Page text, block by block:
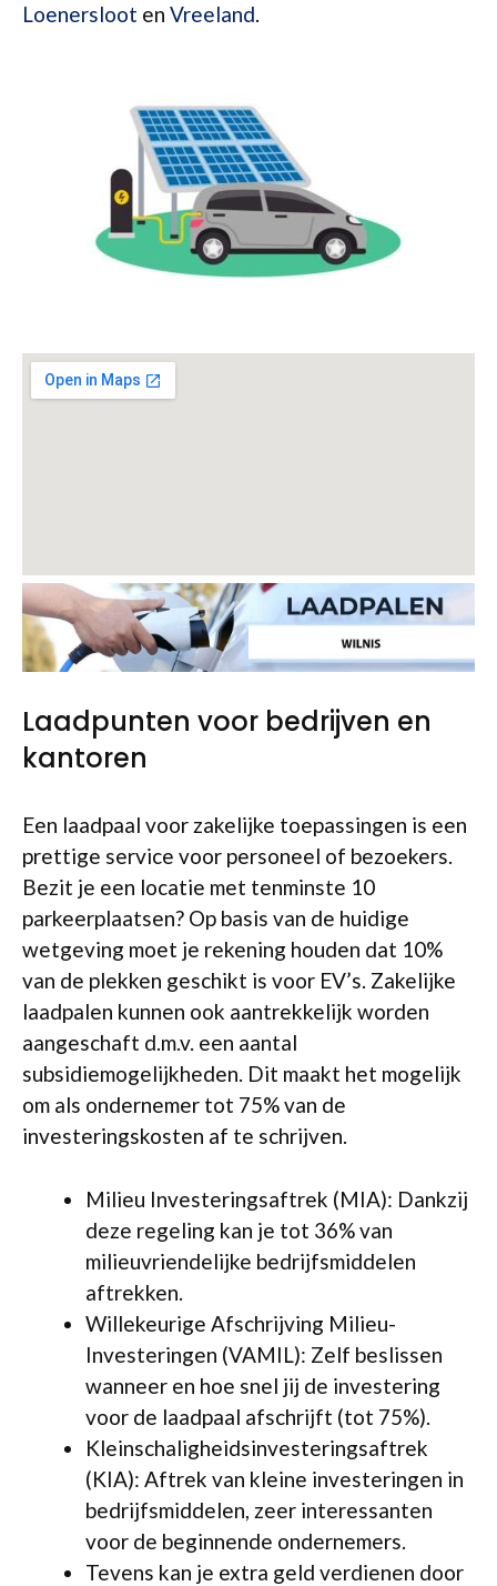
Loenersloot en Vreeland.
Laadpunten voor bedrijven en
kantoren
Een laadpaal voor zakelijke toepassingen is een
prettige service voor personeel of bezoekers.
Bezit je een locatie met tenminste 10
parkeerplaatsen? Op basis van de huidige
wetgeving moet je rekening houden dat 10%
van de plekken geschikt is voor EV’s. Zakelijke
laadpalen kunnen ook aantrekkelijk worden
aangeschaft d.m.v. een aantal
subsidiemogelijkheden. Dit maakt het mogelijk
om als ondernemer tot 75% van de
investeringskosten af te schrijven.
Milieu Investeringsaftrek (MIA): Dankzij
deze regeling kan je tot 36% van
milieuvriendelijke bedrijfsmiddelen
aftrekken.
Willekeurige Afschrijving Milieu-
Investeringen (VAMIL): Zelf beslissen
wanneer en hoe snel jij de investering
voor de laadpaal afschrijft (tot 75%).
Kleinschaligheidsinvesteringsaftrek
(KIA): Aftrek van kleine investeringen in
bedrijfsmiddelen, zeer interessanten
voor de beginnende ondernemers.
Tevens kan je extra geld verdienen door